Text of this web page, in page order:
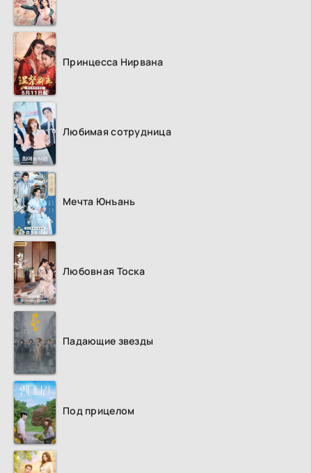
Принцесса Нирвана
Любимая сотрудница
Мечта Юнъань
Любовная Тоска
Падающие звезды
Под прицелом